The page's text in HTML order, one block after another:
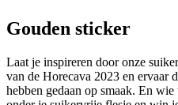
Gouden sticker
Laat je inspireren door onze
van de Horecava 2023 en ervaar
hebben gedaan op smaak. En